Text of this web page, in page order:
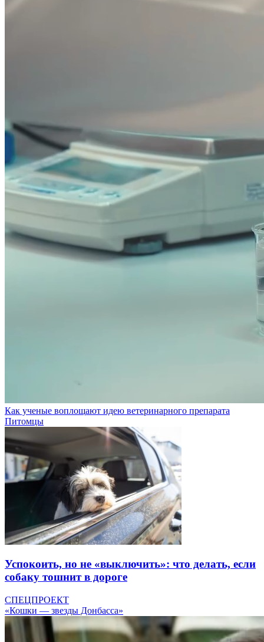
Как ученые воплощают идею ветеринарного препарата
Питомцы
Успокоить, но не «выключить»: что делать, если
собаку тошнит в дороге
СПЕЦПРОЕКТ
«Кошки — звезды Донбасса»